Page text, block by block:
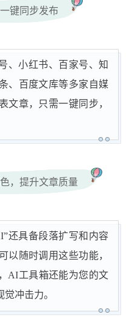
键同步发布
、小红书、百家号、知
、百度文库等多家自媒
文章，只需一键同步，
，提升文章质量
还具备段落扩写和内容
以随时调用这些功能，
AI工具箱还能为您的文
冲击力。